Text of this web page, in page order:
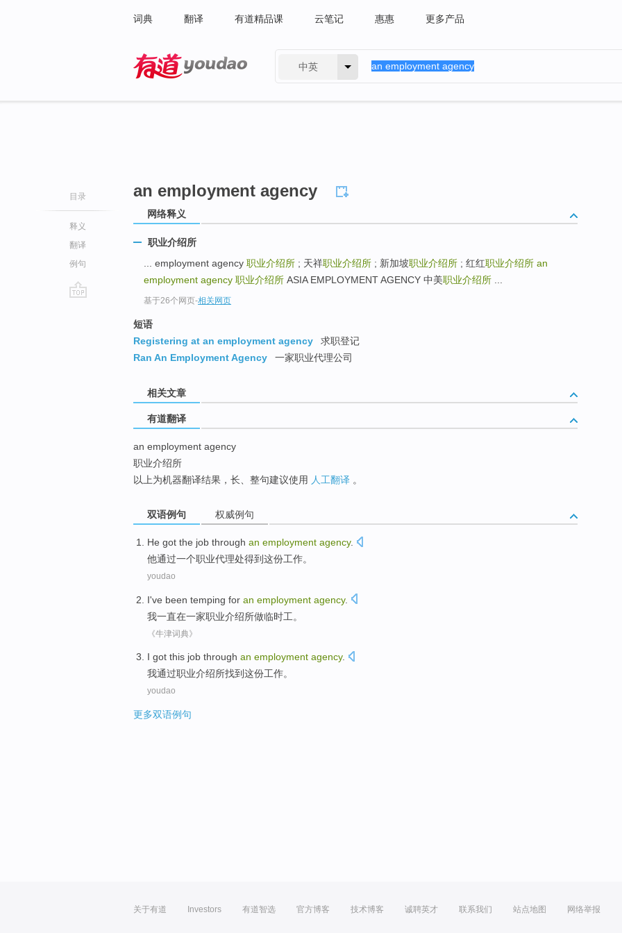
词典 翻译 有道精品课 云笔记 惠惠 更多产品
中英
目录
释义
翻译
例句
an employment agency
网络释义
职业介绍所
... employment agency 职业介绍所 ; 天祥职业介绍所 ; 新加坡职业介绍所 ; 红红职业介绍所 an
employment agency 职业介绍所 ASIA EMPLOYMENT AGENCY 中美职业介绍所
基于26个网页-相关网页
短语
Registering at an employment agency
求职登记
Ran An Employment Agency
一家职业代理公司
相关文章
有道翻译
an employment agency
职业介绍所
以上为机器翻译结果，长、整句建议使用 人工翻译 。
双语例句 权威例句
He got the job through an employment agency.
他通过一个职业代理处得到这份工作。
youdao
I've been temping for an employment agency.
我一直在一家职业介绍所做临时工。
《牛津词典》
I got this job through an employment agency.
我通过职业介绍所找到这份工作。
youdao
更多双语例句
关于有道 Investors 有道智选 官方博客 技术博客 诚聘英才 联系我们 站点地图 网络举报